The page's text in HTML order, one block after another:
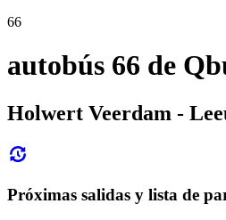
66
autobús 66 de
Holwert Veerdam -
Próximas salidas y lista de